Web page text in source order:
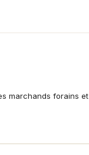
marchands forains et